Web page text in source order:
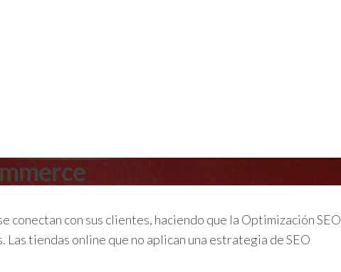
conectan con sus clientes, haciendo que la Optimización SEO
tiendas online que no aplican una estrategia de SEO